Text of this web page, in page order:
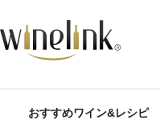
おすすめワイン&レシピ